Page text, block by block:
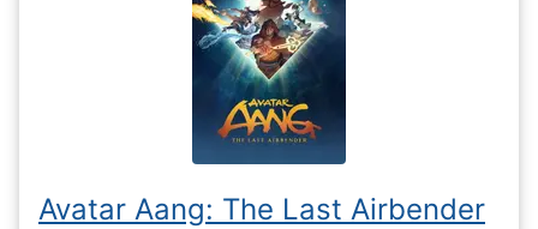
Avatar Aang: The Last Airbender